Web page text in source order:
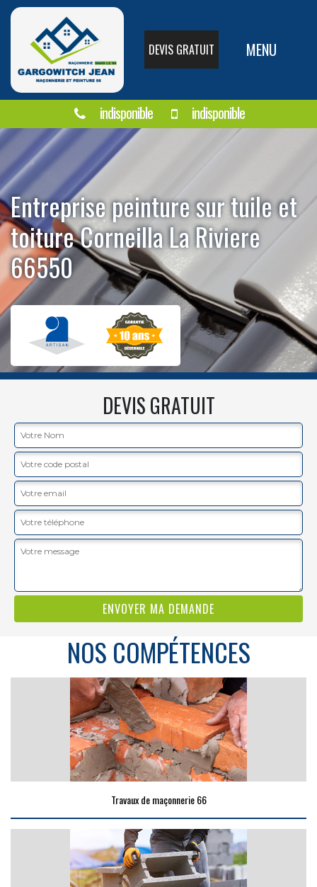
DEVIS GRATUIT MENU
indisponible indisponible
Entreprise peinture sur tuile et
toiture Corneilla La Riviere
66550
DEVIS GRATUIT
NOS COMPÉTENCES
Travaux de maçonnerie 66